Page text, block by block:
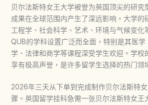
贝尔法斯特女王大学被誉为英国顶尖的研究
成果在全球范围内产生了深远影响。大学的
工程学、社会科学、艺术、环境与气候变化
QUB的学科设置广泛而全面，特别是其医学
学、法律和商学等课程深受学生欢迎。学校
享有极高声誉，是许多留学生选择的热门领
2026年三天从下单到完成制作贝尔法斯特
骤。英国留学挂科急需一张贝尔法斯特女王